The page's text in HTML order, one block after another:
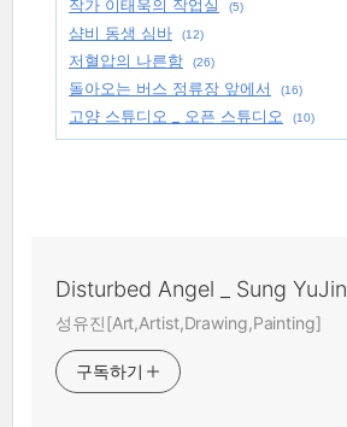
작가 이태욱의 작업실 (5)
샴비 동생 심바
(12)
저혈압의 나른함
(26)
돌아오는 버스 정류장 앞에서
(16)
고양 스튜디오 _ 오픈 스튜디오
(10)
Disturbed Angel _ Sung YuJin
성유진[Art,Artist,Drawing,Painting]
구독하기